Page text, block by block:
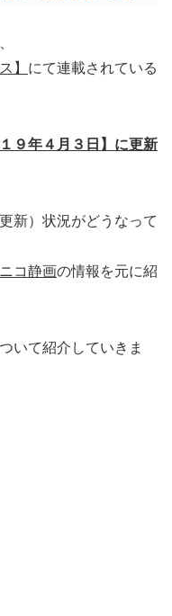
】 にて連載されている
１９年４月３日】に更新
新）状況がどうなって
コ静画の情報を元に紹
いて紹介していきま